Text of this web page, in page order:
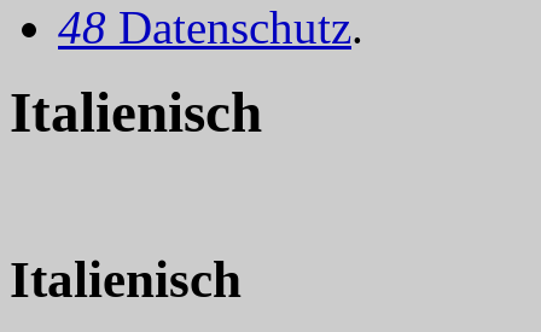
48 Datenschutz.
Italienisch
Italienisch